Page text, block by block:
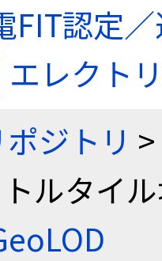
FIT認定
レクト
ジトリ >
ルタイ